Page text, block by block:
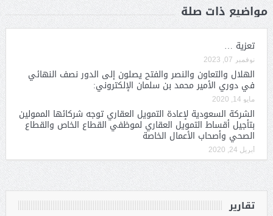
مواضيع ذات صلة
تعزية …
نوفمبر 07, 2023
الهلال والتعاون والنصر والفتح يصلون إلى الدور نصف النهائي
في دوري الأمير محمد بن سلمان الإلكتروني:
مايو 14, 2020
الشركة السعودية لإعادة التمويل العقاري توجه شركائها الممولين
بتأجيل أقساط التمويل العقاري لموظفي القطاع الخاص والقطاع
الصحي وأصحاب الأعمال الخاصة
أبريل 24, 2020
تقارير